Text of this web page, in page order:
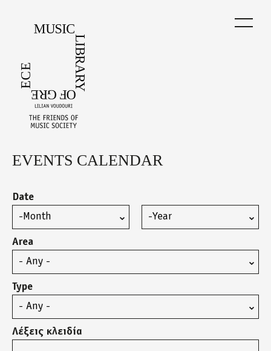
Back
EVENTS CALENDAR
Date
Month
Year
Area
Type
Λέξεις κλειδία